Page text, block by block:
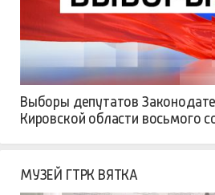
Выборы депутатов
Кировской области восьмого
МУЗЕЙ ГТРК ВЯТКА